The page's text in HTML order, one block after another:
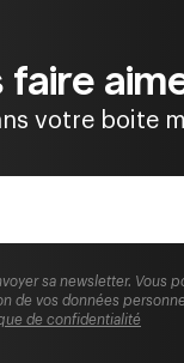
votre boite
sa newsletter. Vous
de vos données
de confidentialité